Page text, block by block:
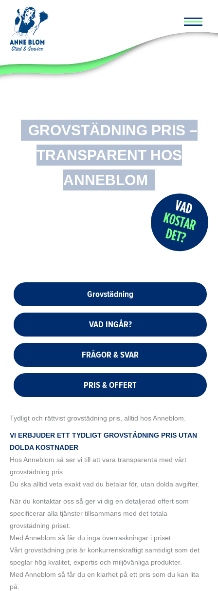
GROVSTÄDNING PRIS –
TRANSPARENT HOS
ANNEBLOM
Grovstädning
VAD INGÅR?
FRÅGOR & SVAR
PRIS & OFFERT
Tydligt och rättvist grovstädning pris, alltid hos Anneblom.
VI ERBJUDER ETT TYDLIGT GROVSTÄDNING PRIS UTAN
DOLDA KOSTNADER
Hos Anneblom så ser vi till att vara transparenta med vårt
grovstädning pris.
Du ska alltid veta exakt vad du betalar för, utan dolda avgifter.
När du kontaktar oss så ger vi dig en detaljerad offert som
specificerar alla tjänster tillsammans med det totala
grovstädning priset.
Med Anneblom så får du inga överraskningar i priset.
Vårt grovstädning pris är konkurrenskraftigt samtidigt som det
speglar hög kvalitet, expertis och miljövänliga produkter.
Med Anneblom så får du en klarhet på ett pris som du kan lita
på.